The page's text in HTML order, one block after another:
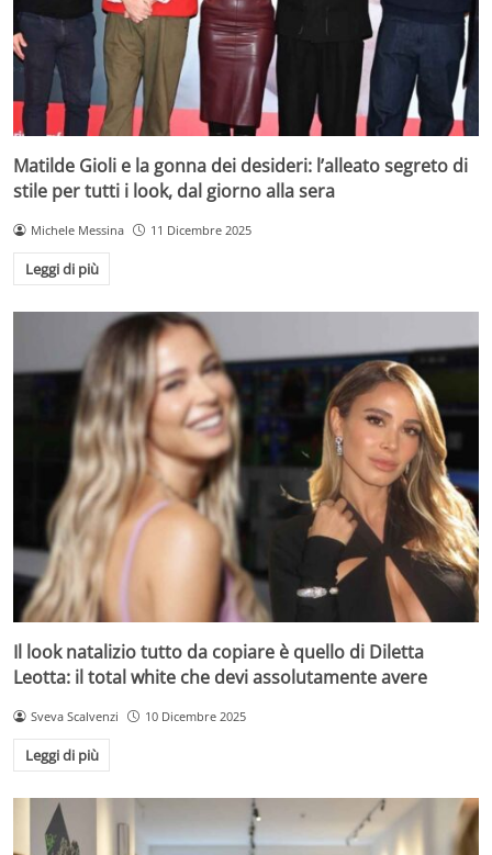
Matilde Gioli e la gonna dei desideri: l’alleato segreto di
stile per tutti i look, dal giorno alla sera
Michele Messina 11 Dicembre 2025
Leggi di più
Il look natalizio tutto da copiare è quello di Diletta
Leotta: il total white che devi assolutamente avere
Sveva Scalvenzi 10 Dicembre 2025
Leggi di più